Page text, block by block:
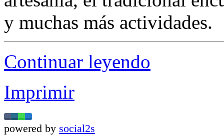
y muchas más actividades.
Continuar leyendo
Imprimir
powered by social2s